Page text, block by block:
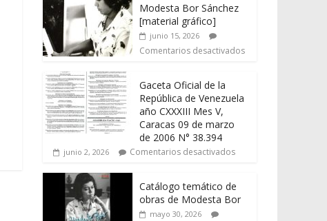
Modesta Bor Sánchez
[material gráfico]
junio 15, 2026
Comentarios desactivados
Gaceta Oficial de la
República de Venezuela
año CXXXIII Mes V,
Caracas 09 de marzo
de 2006 N° 38.394
junio 2, 2026 Comentarios desactivados
Catálogo temático de
obras de Modesta Bor
mayo 30, 2026